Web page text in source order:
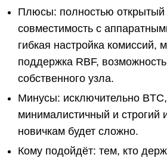
Плюсы: полностью открытый
совместимость с
гибкая настройка комиссий,
поддержка RBF,
собственного узла.
Минусы: исключительно BTC,
минималистичный и строгий
новичкам будет сложно.
Кому подойдёт: тем, кто